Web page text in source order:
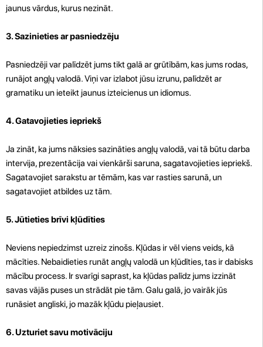
jaunus vārdus, kurus nezināt.
3. Sazinieties ar pasniedzēju
Pasniedzēji var palīdzēt jums tikt galā ar grūtībām, kas jums rodas,
runājot angļų valodā. Viņi var izlabot jūsu izrunu, palīdzēt ar
gramatiku un ieteikt jaunus izteicienus un idiomus.
4. Gatavojieties iepriekš
Ja zināt, ka jums nāksies sazināties angļų valodā, vai tā būtu darba
intervija, prezentācija vai vienkārši saruna, sagatavojieties iepriekš.
Sagatavojiet sarakstu ar tēmām, kas var rasties sarunā, un
sagatavojiet atbildes uz tām.
5. Jūtieties brīvi kļūdīties
Neviens nepiedzimst uzreiz zinošs. Kļūdas ir vēl viens veids, kā
mācīties. Nebaidieties runāt angļų valodā un kļūdīties, tas ir dabisks
mācību process. Ir svarīgi saprast, ka kļūdas palīdz jums izzināt
savas vājās puses un strādāt pie tām. Galu galā, jo vairāk jūs
runāsiet angliski, jo mazāk kļūdu pieļausiet.
6. Uzturiet savu motivāciju